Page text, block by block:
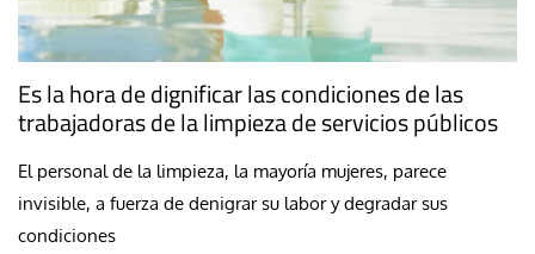
Es la hora de dignificar las condiciones de las
trabajadoras de la limpieza de servicios públicos
El personal de la limpieza, la mayoría mujeres, parece
invisible, a fuerza de denigrar su labor y degradar sus
condiciones